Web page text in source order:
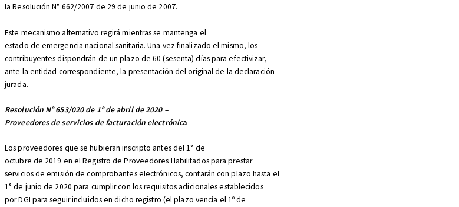
la Resolución N° 662/2007 de 29 de junio de 2007.
Este mecanismo alternativo regirá mientras se mantenga el
estado de emergencia nacional sanitaria. Una vez finalizado el mismo, los
contribuyentes dispondrán de un plazo de 60 (sesenta) días para efectivizar,
ante la entidad correspondiente, la presentación del original de la declaración
jurada.
Resolución Nº 653/020 de 1º de abril de 2020 –
Proveedores de servicios de facturación electrónica
Los proveedores que se hubieran inscripto antes del 1° de
octubre de 2019 en el Registro de Proveedores Habilitados para prestar
servicios de emisión de comprobantes electrónicos, contarán con plazo hasta el
1° de junio de 2020 para cumplir con los requisitos adicionales establecidos
por DGI para seguir incluidos en dicho registro (el plazo vencía el 1º de